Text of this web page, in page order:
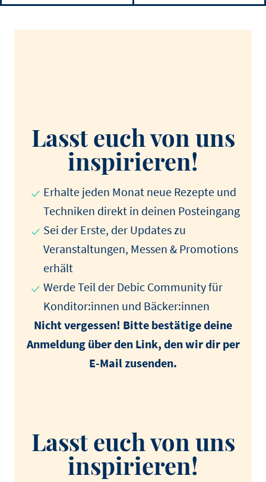
Lasst euch von uns
inspirieren!
Erhalte jeden Monat neue Rezepte und
Techniken direkt in deinen Posteingang
Sei der Erste, der Updates zu
Veranstaltungen, Messen & Promotions
erhält
Werde Teil der Debic Community für
Konditor:innen und Bäcker:innen
Nicht vergessen! Bitte bestätige deine
Anmeldung über den Link, den wir dir per
E-Mail zusenden.
Lasst euch von uns
inspirieren!